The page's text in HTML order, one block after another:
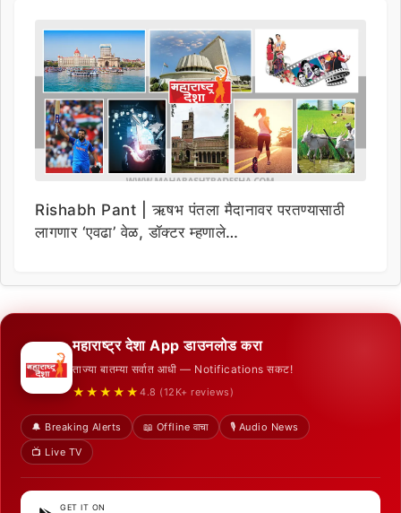
Rishabh Pant | ऋषभ पंतला मैदानावर परतण्यासाठी
लागणार ‘एवढा’ वेळ, डॉक्टर म्हणाले…
महाराष्ट्र देशा App डाउनलोड करा
ताज्या बातम्या सर्वात आधी — Notifications सकट!
★★★★★ 4.8 (12K+ reviews)
🔔 Breaking Alerts 📖 Offline वाचा
🎙️ Audio News
📺 Live TV
GET IT ON